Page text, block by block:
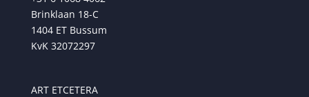
Brinklaan 18-C
1404 ET Bussum
KvK 32072297
ART ETCETERA